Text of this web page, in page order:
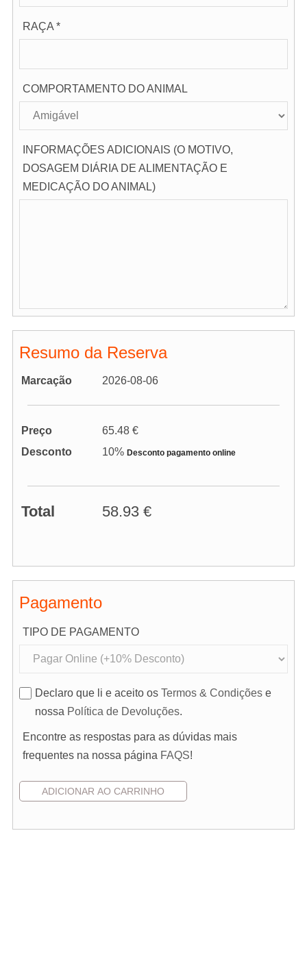
RAÇA *
COMPORTAMENTO DO ANIMAL
INFORMAÇÕES ADICIONAIS (O MOTIVO,
DOSAGEM DIÁRIA DE ALIMENTAÇÃO E
MEDICAÇÃO DO ANIMAL)
Resumo da Reserva
Marcação 2026-08-06
Preço
65.48 €
Desconto
10% Desconto pagamento online
Total 58.93 €
Pagamento
TIPO DE PAGAMENTO
Declaro que li e aceito os Termos & Condiçõese
nossa Política de Devoluções.
Encontre as respostas para as dúvidas mais
frequentes na nossa página FAQS!
Pedido de Orçamento